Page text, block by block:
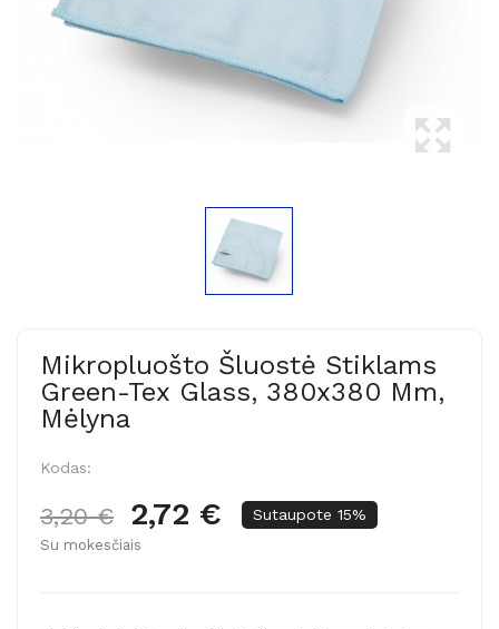
Mikropluošto Šluostė Stiklams
Green-Tex Glass, 380x380 Mm,
Mėlyna
Kodas:
3,20 € 2,72 € Sutaupote 15%
Su mokesčiais